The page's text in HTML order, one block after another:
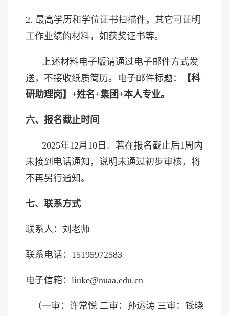
2. 最高学历和学位证书扫描件，其它可证明
工作业绩的材料，如获奖证书等。
上述材料电子版请通过电子邮件方式发
送，不接收纸质简历。电子邮件标题：
【科
研助理岗】 +姓名+集团 +本人专业。
六、报名截止时间
2025年12月 10日 。若在报名截止后1周内
未接到电话通知，说明未通过初步审核，将
不再另行通知。
七、联系方式
联系人：刘 老师
联系电话： 15195972583
电子信箱： liuke@nuaa.edu.cn
（一审：许常悦 二审：孙运涛 三审：钱晓